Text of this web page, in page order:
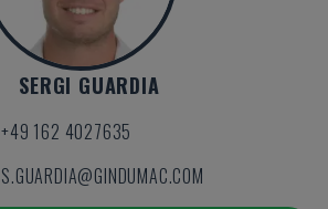
SERGI GUARDIA
+49 162 4027635
S.GUARDIA@GINDUMAC.COM